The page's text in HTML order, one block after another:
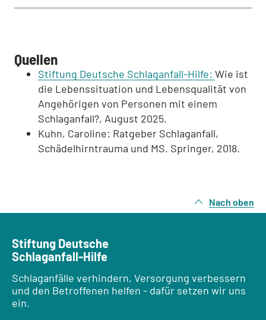
Quellen
Stiftung Deutsche Schlaganfall-Hilfe: Wie ist
die Lebenssituation und Lebensqualität von
Angehörigen von Personen mit einem
Schlaganfall?, August 2025.
Kuhn, Caroline: Ratgeber Schlaganfall,
Schädelhirntrauma und MS. Springer, 2018.
Nach oben
Stiftung Deutsche
Schlaganfall-Hilfe
Schlaganfälle verhindern, Versorgung verbessern
und den Betroffenen helfen - dafür setzen wir uns
ein.